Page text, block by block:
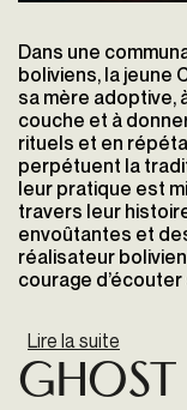
Dans une
boliviens, la jeune
sa mère adoptive,
couche et à
rituels et en
perpétuent la
leur pratique est
travers leur
envoûtantes et
réalisateur
courage
Lire la suite
Ghost